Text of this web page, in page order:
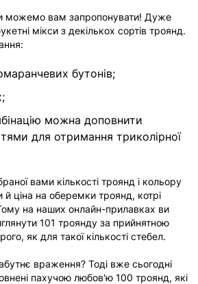
можемо вам запропонувати! Дуже
мікси з декількох сортів троянд.
бутонів;
можна доповнити
для отримання триколірної
вами кількості троянд і кольору
ціна на оберемки троянд, котрі
на наших онлайн-прилавках ви
101 троянду за прийнятною
як для такої кількості стебел.
враження? Тоді вже сьогодні
пахучою любов'ю 100 троянд, які